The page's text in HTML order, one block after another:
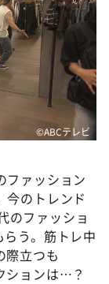
©ABCテレビ
ファッション
今のトレンド
のファッショ
う。筋トレ中
際立つも
ションは…？